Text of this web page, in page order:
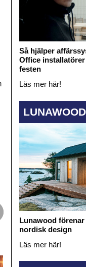
Så hjälper
Office
festen
Läs mer här!
LUNAWOOD
Lunawood
nordisk design
Läs mer här!